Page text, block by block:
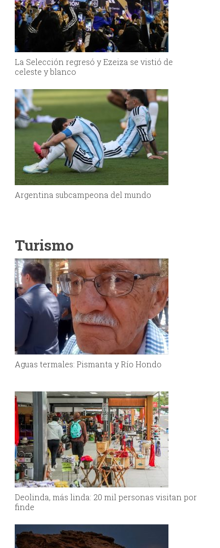
La Selección regresó y Ezeiza se vistió de
celeste y blanco
Argentina subcampeona del mundo
Turismo
Aguas termales: Pismanta y Río Hondo
Deolinda, más linda: 20 mil personas visitan por
finde